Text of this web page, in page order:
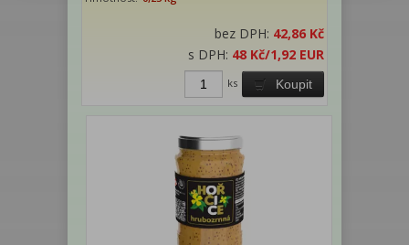
bez DPH: 42,86 Kč
s DPH: 48 Kč/1,92 EUR
Koupit
ks